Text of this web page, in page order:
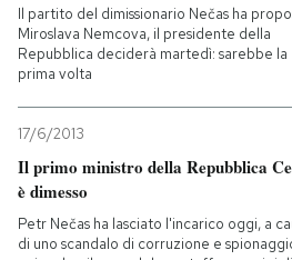
Internet
Scienza
Cultura
Economia
PODCAST
Il partito del dimissionario Nečas ha
Miroslava Nemcova, il presidente della
Repubblica deciderà martedì: sarebbe la
prima volta
17/6/2013
Il primo ministro della Repubblica
è dimesso
Petr Nečas ha lasciato l'incarico oggi, a
di uno scandalo di corruzione e